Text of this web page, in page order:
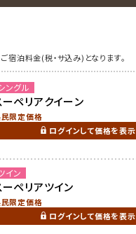
泊料金(税・サ込み)となります。
ングル
ーペリアクイーン
民限定価格
ログインして価格を表示
イン
ーペリアツイン
民限定価格
ログインして価格を表示